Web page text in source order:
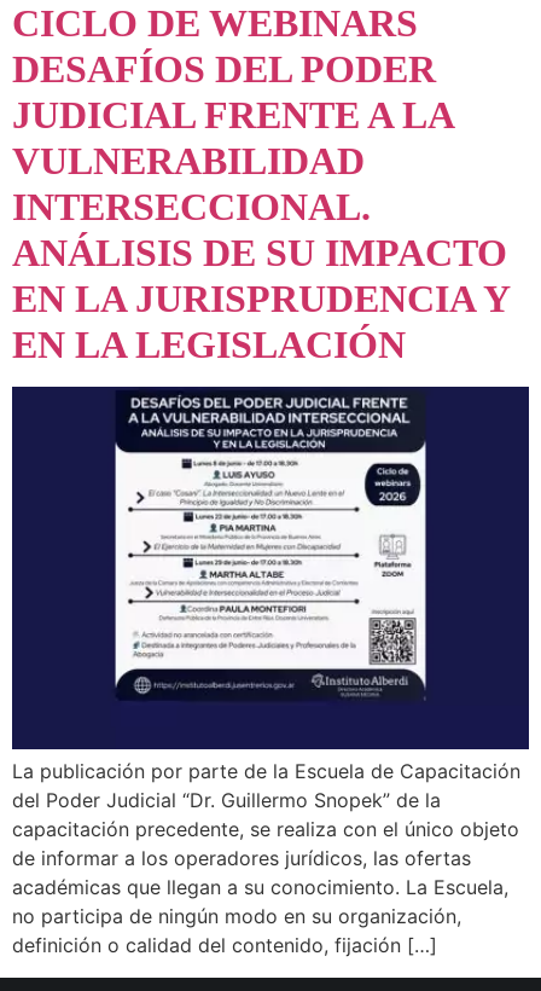
CICLO DE WEBINARS
DESAFÍOS DEL PODER
JUDICIAL FRENTE A LA
VULNERABILIDAD
INTERSECCIONAL.
ANÁLISIS DE SU IMPACTO
EN LA JURISPRUDENCIA Y
EN LA LEGISLACIÓN
La publicación por parte de la Escuela de Capacitación
del Poder Judicial “Dr. Guillermo Snopek” de la
capacitación precedente, se realiza con el único objeto
de informar a los operadores jurídicos, las ofertas
académicas que llegan a su conocimiento. La Escuela,
no participa de ningún modo en su organización,
definición o calidad del contenido, fijación […]